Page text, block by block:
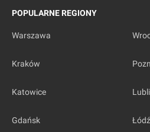
POPULARNE REGIONY
Warszawa
Kraków
Katowice
Gdańsk Łódź